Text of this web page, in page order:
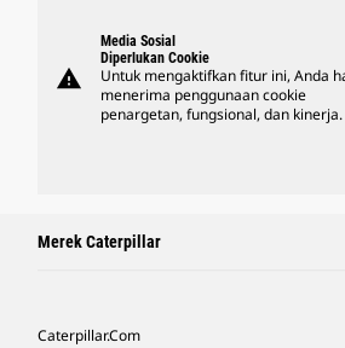
warning
Media Sosial
Diperlukan Cookie
Untuk mengaktifkan fitur ini, Anda
menerima penggunaan cookie
penargetan, fungsional, dan kinerja.
Merek Caterpillar
Caterpillar.com